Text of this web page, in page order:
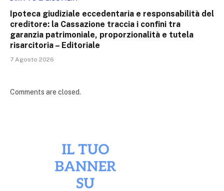
Ipoteca giudiziale eccedentaria e responsabilità del
creditore: la Cassazione traccia i confini tra
garanzia patrimoniale, proporzionalità e tutela
risarcitoria – Editoriale
7 Agosto 2026
Comments are closed.